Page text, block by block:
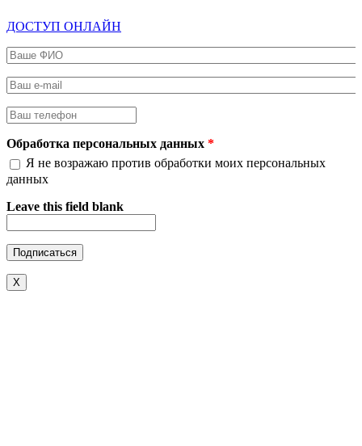
ДОСТУП ОНЛАЙН
Ваше ФИО
Ваш e-mail
Ваш телефон
Обработка персональных данных *
Я не возражаю против обработки моих персональных
данных
Leave this field blank
X